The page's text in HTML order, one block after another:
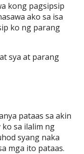
kong pagsipsip
ako sa isa
ko ng parang
sya at parang
pataas sa akin
sa ilalim ng
syang naka
mga ito pataas.